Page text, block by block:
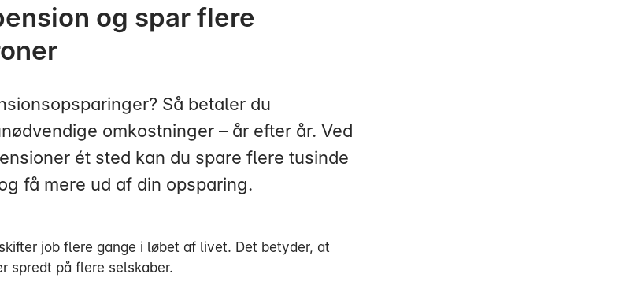
og spar flere
Så betaler du
omkostninger – år efter år. Ved
ét sted kan du spare flere tusinde
få mere ud af din opsparing.
job flere gange i løbet af livet. Det betyder, at
spredt på flere selskaber.